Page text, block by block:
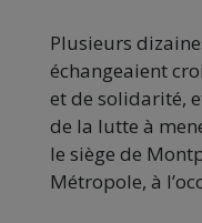
Plusieurs
échangeaient
et de solidarité,
de la lutte à
le siège de
Métropole, à